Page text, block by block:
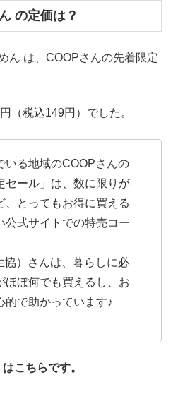
の定価は？
ん は、COOPさんの先着限定
（税込149円）でした。
いる地域のCOOPさんの
セール」は、数に限りが
、とってもお得に買える
公式サイトでの特売コー
協）さんは、暮らしに必
ほぼ何でも買えるし、お
的で助かっています♪
こちらです。